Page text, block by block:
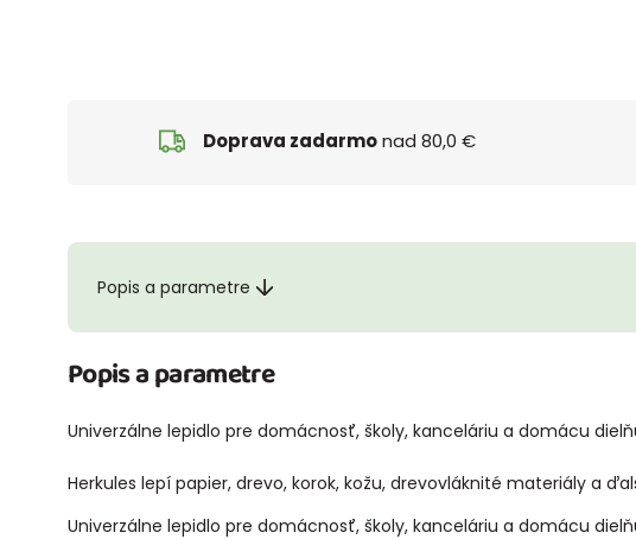
Doprava zadarmonad 80,0 €
Popis a parametre
Popis a parametre
Univerzálne lepidlo pre domácnosť, školy, kanceláriu a domácu
Herkules lepí papier, drevo, korok, kožu, drevovláknité materiály a
Univerzálne lepidlo pre domácnosť, školy, kanceláriu a domácu